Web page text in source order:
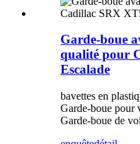
Garde-boue
qualité pour
Escalade
bavettes en
Garde-boue pour
Garde-boue de